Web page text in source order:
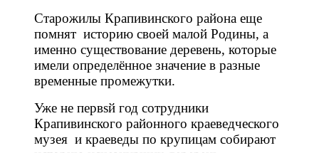
Старожилы Крапивинского района еще
помнят историю своей малой Родины, а
именно существование деревень, которые
имели определённое значение в разные
временные промежутки.
Уже не первsй год сотрудники
Крапивинского районного краеведческого
музея и краеведы по крупицам собирают